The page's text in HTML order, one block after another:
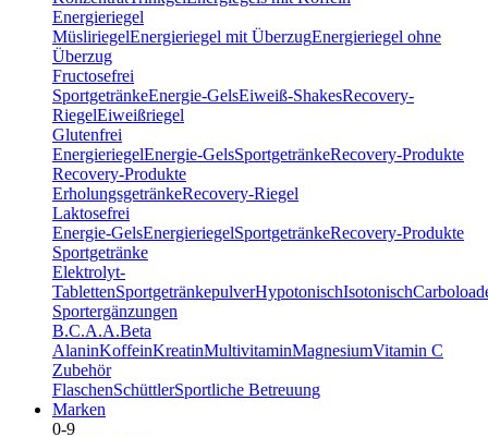
Energieriegel
MüsliriegelEnergieriegel mit ÜberzugEnergieriegel ohne
Überzug
Fructosefrei
SportgetränkeEnergie-GelsEiweiß-ShakesRecovery-
RiegelEiweißriegel
Glutenfrei
EnergieriegelEnergie-GelsSportgetränkeRecovery-Produkte
Recovery-Produkte
ErholungsgetränkeRecovery-Riegel
Laktosefrei
Energie-GelsEnergieriegelSportgetränkeRecovery-Produkte
Sportgetränke
Elektrolyt-
TablettenSportgetränkepulverHypotonischIsotonisch
Sportergänzungen
B.C.A.A.Beta
AlaninKoffeinKreatinMultivitaminMagnesiumVitamin C
Zubehör
FlaschenSchüttlerSportliche Betreuung
Marken
0-9